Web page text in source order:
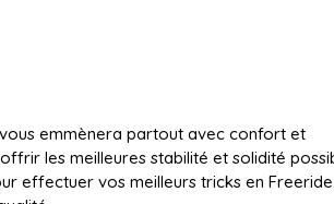
emmènera partout avec confort et
les meilleures stabilité et solidité
effectuer vos meilleurs tricks en